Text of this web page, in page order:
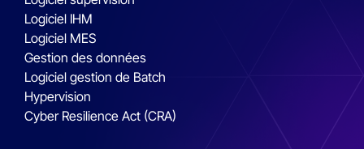
Logiciel IHM
Logiciel MES
Gestion des données
Logiciel gestion de Batch
Hypervision
Cyber Resilience Act (CRA)